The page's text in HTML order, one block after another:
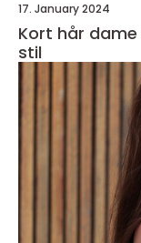
17. January 2024
Kort hår
stil